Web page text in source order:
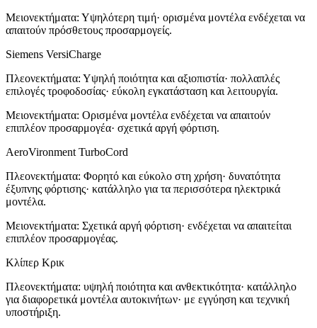
Μειονεκτήματα: Υψηλότερη τιμή· ορισμένα μοντέλα ενδέχεται να
απαιτούν πρόσθετους προσαρμογείς.
Siemens VersiCharge
Πλεονεκτήματα: Υψηλή ποιότητα και αξιοπιστία· πολλαπλές
επιλογές τροφοδοσίας· εύκολη εγκατάσταση και λειτουργία.
Μειονεκτήματα: Ορισμένα μοντέλα ενδέχεται να απαιτούν
επιπλέον προσαρμογέα· σχετικά αργή φόρτιση.
AeroVironment TurboCord
Πλεονεκτήματα: Φορητό και εύκολο στη χρήση· δυνατότητα
έξυπνης φόρτισης· κατάλληλο για τα περισσότερα ηλεκτρικά
μοντέλα.
Μειονεκτήματα: Σχετικά αργή φόρτιση· ενδέχεται να απαιτείται
επιπλέον προσαρμογέας.
Κλίπερ Κρικ
Πλεονεκτήματα: υψηλή ποιότητα και ανθεκτικότητα· κατάλληλο
για διαφορετικά μοντέλα αυτοκινήτων· με εγγύηση και τεχνική
υποστήριξη.